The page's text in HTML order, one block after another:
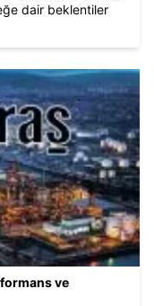
dair beklentiler
ve